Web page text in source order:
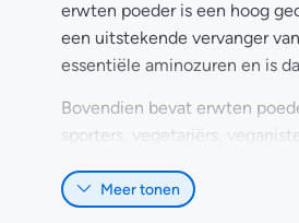
erwten poeder is een hoog
een uitstekende vervanger
essentiële aminozuren en is
Bovendien bevat erwten
sporters, vegetariërs,
Gebruik van erwten
Meer tonen